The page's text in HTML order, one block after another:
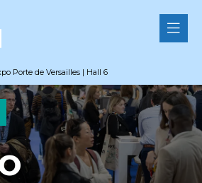
Porte de Versailles | Hall 6